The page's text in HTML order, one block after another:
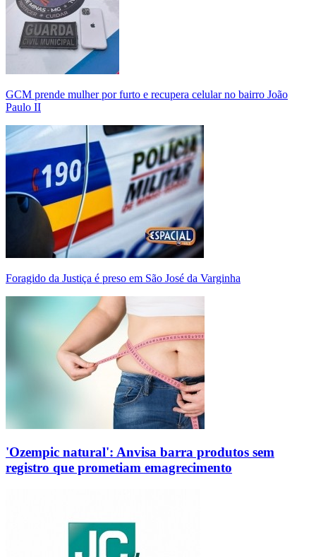
GCM prende mulher por furto e recupera celular no bairro João
Paulo II
Foragido da Justiça é preso em São José da Varginha
'Ozempic natural': Anvisa barra produtos sem
registro que prometiam emagrecimento